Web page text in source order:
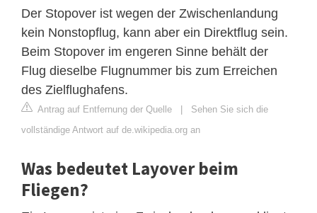
Der Stopover ist wegen der Zwischenlandung
kein Nonstopflug, kann aber ein Direktflug sein.
Beim Stopover im engeren Sinne behält der
Flug dieselbe Flugnummer bis zum Erreichen
des Zielflughafens.
Antrag auf Entfernung der Quelle | Sehen Sie sich die
vollständige Antwort auf de.wikipedia.org an
Was bedeutet Layover beim
Fliegen?